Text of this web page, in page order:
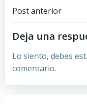
por
las
Post anterior
Deja una
Lo siento, debes
comentario.